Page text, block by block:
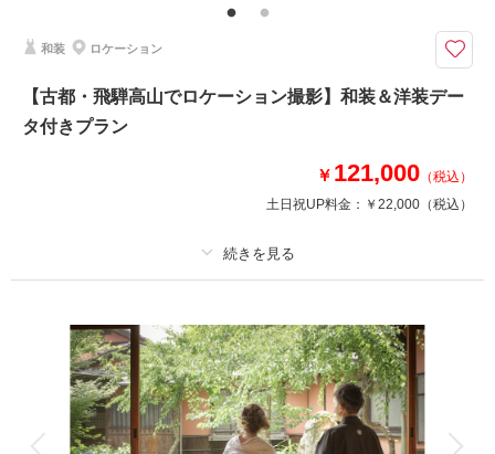
誇る「半田赤レンガ建物」で出張ロケーションフォト撮影が叶います。明治
和装 ロケーション
【古都・飛騨高山でロケーション撮影】和装＆洋装デー
タ付きプラン
￥ 121,000 （税込）
土日祝UP料金： ￥22,000 （税込）
撮影料 新婦衣装1着 新郎衣装1着
着付け ヘアメイク 小物一式
アルバム データ 50 カット 台紙付写真
衣装追加 会食 挙式